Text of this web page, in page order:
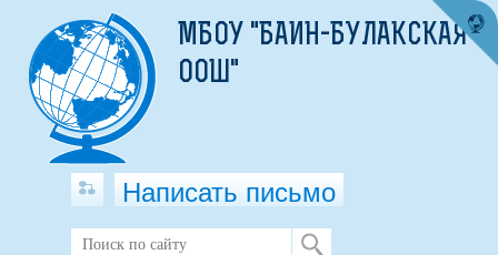
МБОУ "БАИН-БУЛАКСКАЯ
ООШ"
Написать письмо